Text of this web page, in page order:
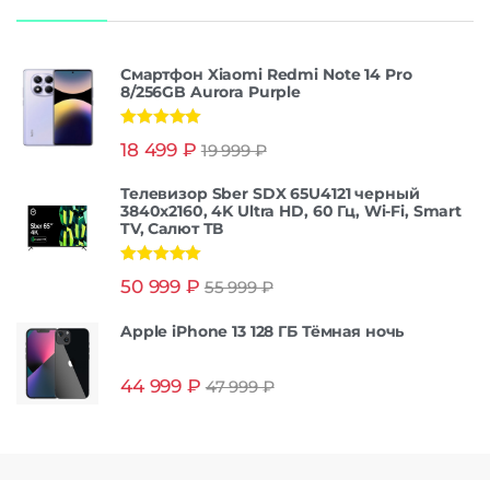
Смартфон Xiaomi Redmi Note 14 Pro
8/256GB Aurora Purple
из 5
18 499 ₽ 19 999₽
Телевизор Sber SDX 65U4121 черный
3840x2160, 4K Ultra HD, 60 Гц, Wi-Fi, Smart
TV, Салют ТВ
из 5
50 999 ₽ 55 999₽
Apple iPhone 13 128 ГБ Тёмная ночь
44 999 ₽ 47 999₽